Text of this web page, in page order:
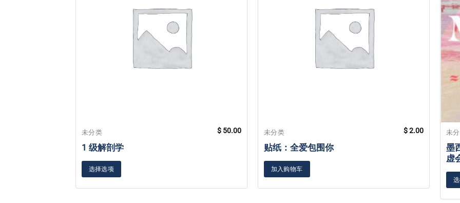
未分类
1 级解剖学
$ 50.00
选择选项
未分类
贴纸：全爱包围你
$2.00
加入购物车
未
墨
虚
本
产
品